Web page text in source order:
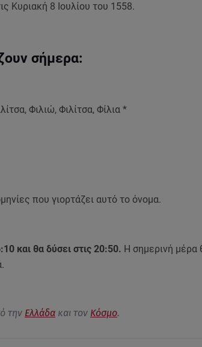
Κυριακή 8 Ιουλίου του 1558.
σήμερα:
Φιλιώ, Φιλίτσα, Φίλια *
που γιορτάζει αυτό το όνομα.
και θα δύσει στις 20:50. Η σημερινή μέρα
την Ελλάδακαι τον Κόσμο.